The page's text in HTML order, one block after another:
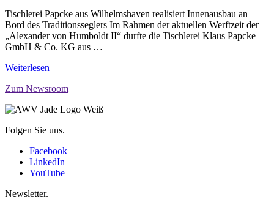
Tischlerei Papcke aus Wilhelmshaven realisiert Innenausbau an
Bord des Traditionsseglers Im Rahmen der aktuellen Werftzeit der
„Alexander von Humboldt II“ durfte die Tischlerei Klaus Papcke
GmbH & Co. KG aus …
Weiterlesen
Zum Newsroom
Folgen Sie uns.
Facebook
LinkedIn
YouTube
Newsletter.